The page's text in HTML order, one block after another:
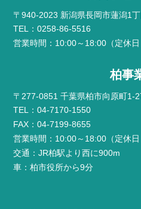
〒940-2023 新潟県長岡市蓮潟1
TEL：0258-86-5516
営業時間：10:00～18:00（定休日
柏事
〒277-0851 千葉県柏市向原町1-
TEL：04-7170-1550
FAX：04-7199-8655
営業時間：10:00～18:00（定休日
交通：JR柏駅より西に900m
車：柏市役所から9分